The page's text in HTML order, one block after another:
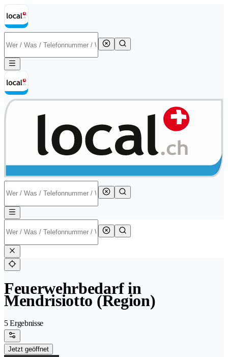
Feuerwehrbedarf in
Mendrisiotto (Region)
5 Ergebnisse
Jetzt geöffnet